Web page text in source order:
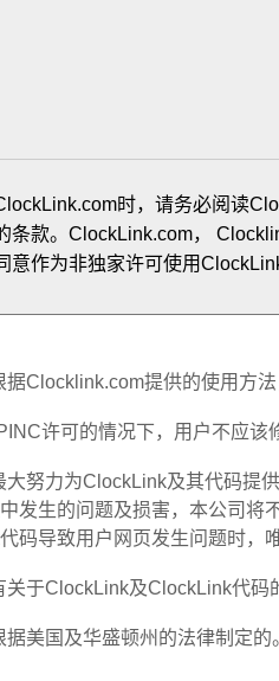
时，请务必阅读
条款。ClockLink.com，
意作为非独家许可使用